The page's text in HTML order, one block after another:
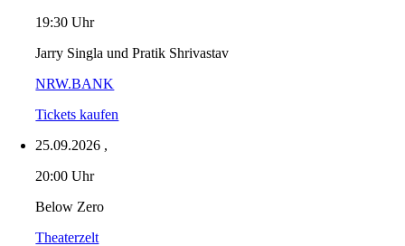
19:30 Uhr
Jarry Singla und Pratik Shrivastav
NRW.BANK
Tickets kaufen
25.09.2026 ,
20:00 Uhr
Below Zero
Theaterzelt